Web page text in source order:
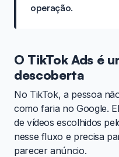
operação.
O TikTok Ads é
descoberta
No TikTok, a pessoa
como faria no Google.
de vídeos escolhidos
nesse fluxo e precisa
parecer anúncio.